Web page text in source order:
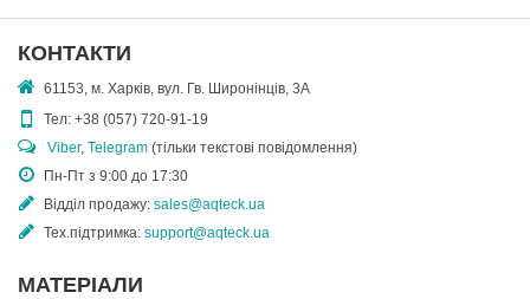
КОНТАКТИ
61153, м. Харків, вул. Гв. Широнінців, 3А
Тел: +38 (057) 720-91-19
Viber, Telegram (тільки текстові повідомлення)
Пн-Пт з 9:00 до 17:30
Відділ продажу: sales@aqteck.ua
Тех.підтримка: support@aqteck.ua
МАТЕРІАЛИ